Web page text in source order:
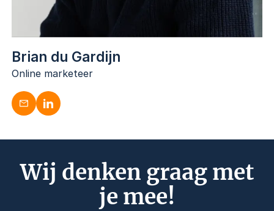
Brian du Gardijn
Online marketeer
Online
b.dugardijn@dugardijn.nl
Wij denken graag met
je mee!